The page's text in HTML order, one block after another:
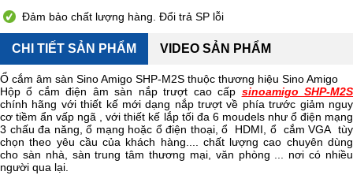
Đảm bảo chất lượng hàng. Đổi trả SP lỗi
CHI TIẾT SẢN PHẨM VIDEO SẢN PHẨM
Ổ cắm âm sàn Sino Amigo SHP-M2S thuộc thương hiệu Sino Amigo
Hộp ổ cắm điện âm sàn nắp trượt cao cấp sinoamigo SHP-M2S
chính hãng với thiết kế mới dạng nắp trượt về phía trước giảm nguy
cơ tiềm ẩn vấp ngã , với thiết kế lắp tối đa 6 moudels như ổ điện mạng
3 chấu đa năng, ổ mạng hoặc ổ điện thoại, ổ HDMI, ổ cắm VGA tùy
chọn theo yêu cầu của khách hàng.... chất lượng cao chuyên dùng
cho sàn nhà, sàn trung tâm thương mại, văn phòng ... nơi có nhiều
người qua lại.